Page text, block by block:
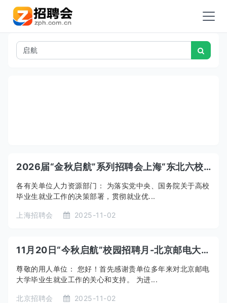
2026届“金秋启航”系列招聘会上海“东北六校”站-“金招荟”专区活动
各有关单位人力资源部门： 为落实党中央、国务院关于高校
毕业生就业工作的决策部署，贯彻就业优...
上海招聘会 2025-11-02
11月20日“今秋启航”校园招聘月-北京邮电大学2026届毕业生综合双选会3
尊敬的用人单位： 您好！首先感谢贵单位多年来对北京邮电
大学毕业生就业工作的关心和支持。 为进...
北京招聘会 2025-11-02